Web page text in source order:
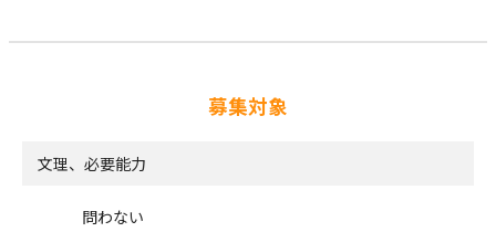
募集対象
文理、必要能力
問わない